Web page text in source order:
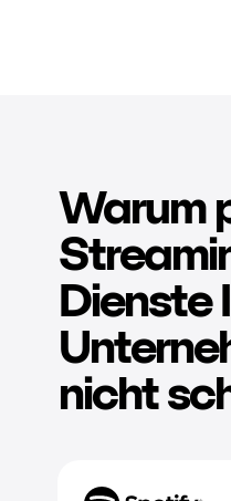
Warum
Dienste
nicht